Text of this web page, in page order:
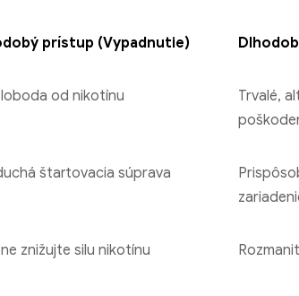
prístup (Vypadnutie)
od nikotínu
Trvalé,
štartovacia súprava
znižujte silu nikotínu